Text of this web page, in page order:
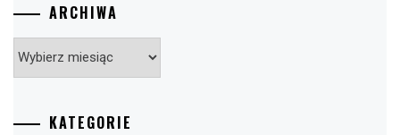
ARCHIWA
KATEGORIE